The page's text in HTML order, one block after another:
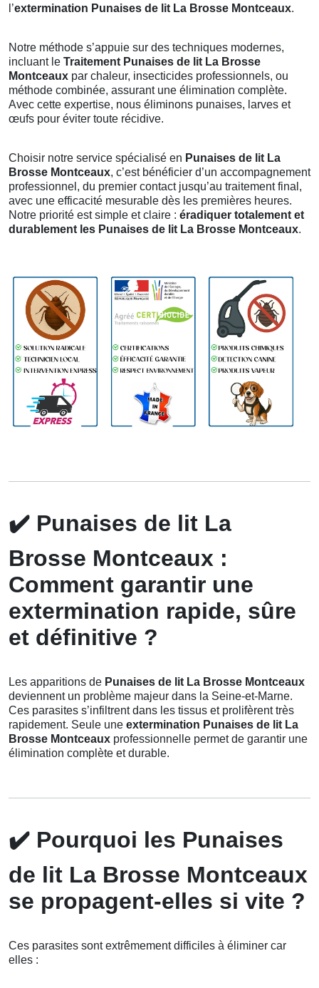
l’extermination Punaises de lit La Brosse Montceaux.
Notre méthode s’appuie sur des techniques modernes,
incluant le Traitement Punaises de lit La Brosse
Montceaux par chaleur, insecticides professionnels, ou
méthode combinée, assurant une élimination complète.
Avec cette expertise, nous éliminons punaises, larves et
œufs pour éviter toute récidive.
Choisir notre service spécialisé en Punaises de lit La
Brosse Montceaux, c’est bénéficier d’un accompagnement
professionnel, du premier contact jusqu’au traitement final,
avec une efficacité mesurable dès les premières heures.
Notre priorité est simple et claire : éradiquer totalement et
durablement les Punaises de lit La Brosse Montceaux.
✔️ Punaises de lit La
Brosse Montceaux :
Comment garantir une
extermination rapide, sûre
et définitive ?
Les apparitions de Punaises de lit La Brosse Montceaux
deviennent un problème majeur dans la Seine-et-Marne.
Ces parasites s’infiltrent dans les tissus et prolifèrent très
rapidement. Seule une extermination Punaises de lit La
Brosse Montceaux professionnelle permet de garantir une
élimination complète et durable.
✔️ Pourquoi les Punaises
de lit La Brosse Montceaux
se propagent-elles si vite ?
Ces parasites sont extrêmement difficiles à éliminer car
elles :